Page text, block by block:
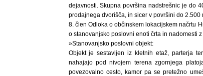
dejavnosti. Skupna površina nadstrešnic je do
prodajnega dvorišča, in sicer v površini do
8. člen Odloka o občinskem lokacijskem načrtu
o stanovanjsko poslovni enoti črta in nadomesti
»Stanovanjsko poslovni objekt:
Objekt je sestavljen iz kletnih etaž, parterja
nahajajo pod nivojem terena zgornjega
povezovalno cesto, kamor pa se pretežno